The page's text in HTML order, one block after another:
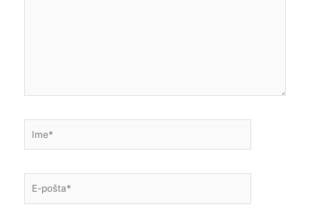
pošta*